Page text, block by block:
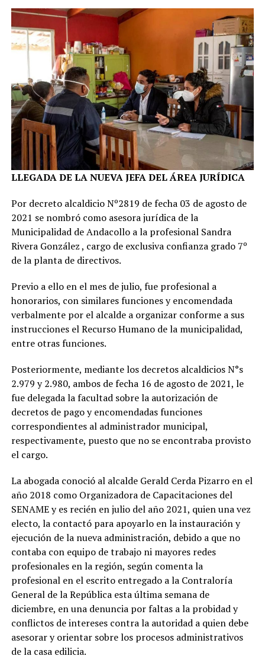
LLEGADA DE LA NUEVA JEFA DEL ÁREA JURÍDICA
Por decreto alcaldicio Nº2819 de fecha 03 de agosto de
2021 se nombró como asesora jurídica de la
Municipalidad de Andacollo a la profesional Sandra
Rivera González , cargo de exclusiva confianza grado 7º
de la planta de directivos.
Previo a ello en el mes de julio, fue profesional a
honorarios, con similares funciones y encomendada
verbalmente por el alcalde a organizar conforme a sus
instrucciones el Recurso Humano de la municipalidad,
entre otras funciones.
Posteriormente, mediante los decretos alcaldicios N°s
2.979 y 2.980, ambos de fecha 16 de agosto de 2021, le
fue delegada la facultad sobre la autorización de
decretos de pago y encomendadas funciones
correspondientes al administrador municipal,
respectivamente, puesto que no se encontraba provisto
el cargo.
La abogada conoció al alcalde Gerald Cerda Pizarro en el
año 2018 como Organizadora de Capacitaciones del
SENAME y es recién en julio del año 2021, quien una vez
electo, la contactó para apoyarlo en la instauración y
ejecución de la nueva administración, debido a que no
contaba con equipo de trabajo ni mayores redes
profesionales en la región, según comenta la
profesional en el escrito entregado a la Contraloría
General de la República esta última semana de
diciembre, en una denuncia por faltas a la probidad y
conflictos de intereses contra la autoridad a quien debe
asesorar y orientar sobre los procesos administrativos
de la casa edilicia.